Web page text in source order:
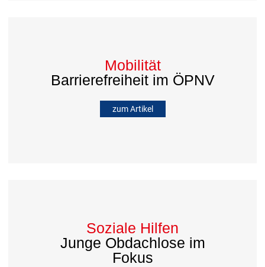
Mobilität
Barrierefreiheit im ÖPNV
zum Artikel
Soziale Hilfen
Junge Obdachlose im
Fokus